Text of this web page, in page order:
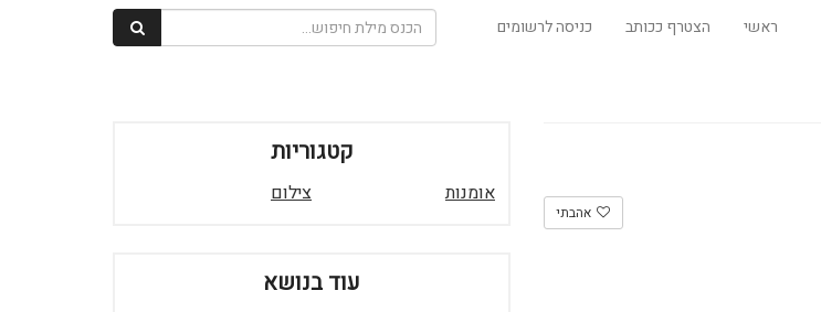
ראשי הצטרף ככותב כניסה לרשומים
אהבתי
קטגוריות
אומנות צילום
עוד בנושא